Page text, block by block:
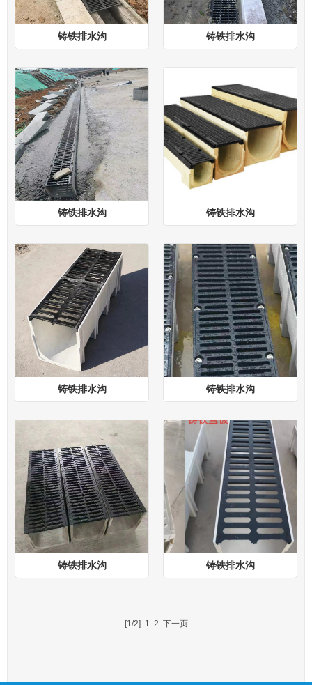
铸铁排水沟 铸铁排水沟
铸铁排水沟 铸铁排水沟
铸铁排水沟 铸铁排水沟
铸铁排水沟 铸铁排水沟
[1/2] 1 2 下一页